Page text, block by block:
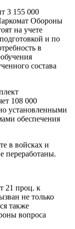
3 155 000
Обороны
на учете
и по
в
состава
108 000
установленными
обеспечения
в войсках и
переработаны.
21 проц. к
не только
также
вопроса